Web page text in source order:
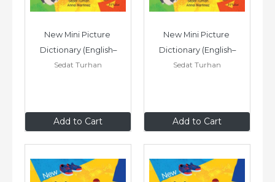
Add to Cart
New Mini Picture
Dictionary (English–
Vietnamese)
Sedat Turhan
$9.99 Add to Cart
New Mini Picture
Dictionary (English–
Urdu)
Sedat Turhan
$9.99